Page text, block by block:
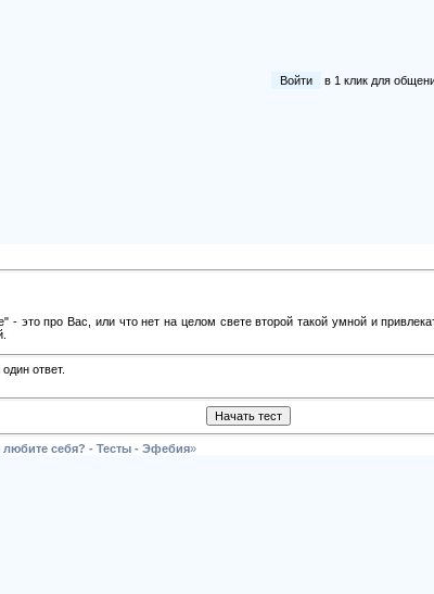
Войти в 1 клик для
- это про Вас, или что нет на целом свете второй такой умной и
ответ.
себя? - Тесты - Эфебия»